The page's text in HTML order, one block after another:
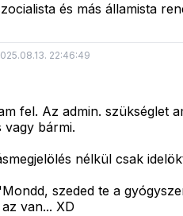
és más államista
22:46:49
fel. Az admin. szükséglet
vagy bármi.
nélkül csak
szeded te a
van... XD